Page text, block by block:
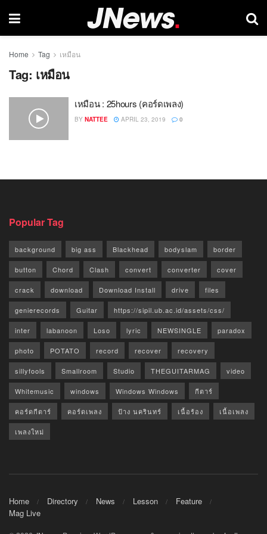
Home Tag เหมือน
Tag: เหมือน
เหมือน : 25hours (คอร์ดเพลง)
BY NATTEE APRIL 23, 2019 0
Popular Tag
background big ass Blackhead bodyslam border
button Chord Clash convert converter cover
crack download Download Install drive files
genierecords Guitar https://sipil.ub.ac.id/assets/css/
inter labanoon Loso lyric NEWSINGLE paradox
photo POTATO record recover recovery
sillyfools Smallroom Studio THEGUITARMAG video
Whitemusic windows Windows Windows กีตาร์
คอร์ดกีตาร์ คอร์ดเพลง ป้าง นครินทร์ เนื้อร้อง เนื้อเพลง
เพลงใหม่
Home Directory News Lesson
Feature
Mag Live